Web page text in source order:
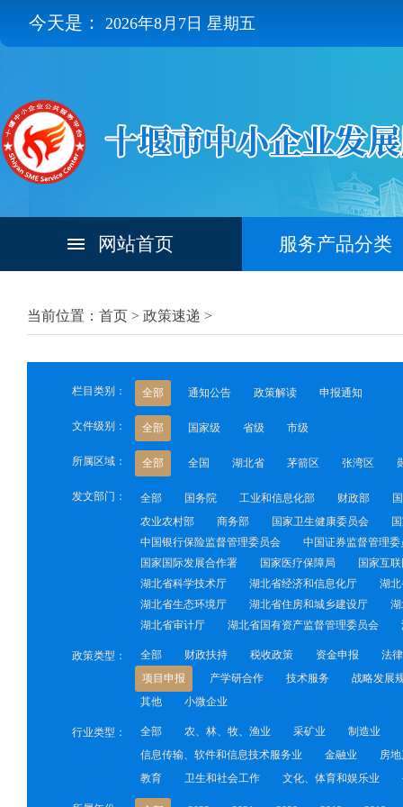
今天是： 2026年8月7日 星期五
网站首页 服务产品分类
当前位置：首页 > 政策速递 >
栏目类别： 全部 通知公告 政策解读 申报通知
文件级别： 全部 国家级 省级 市级
所属区域： 全部 全国 湖北省 茅箭区 张湾区
发文部门： 全部 国务院 工业和信息化部 财政部
农业农村部
商务部 国家卫生健康委员会
中国银行保险监督管理委员会
中国证券监督管理委
国家国际发展合作署
国家医疗保障局
国家互
湖北省科学技术厅
湖北省经济和信息化厅
湖
湖北省生态环境厅
湖北省住房和城乡建设厅
湖北省审计厅
湖北省国有资产监督管理委员会
政策类型： 全部 财政扶持 税收政策 资金申报
法
项目申报
产学研合作 技术服务
战略发展
其他
小微企业
行业类型： 全部 农、林、牧、渔业 采矿业
制造业
信息传输、软件和信息技术服务业
金融业
房
教育
卫生和社会工作 文化、体育和娱乐业